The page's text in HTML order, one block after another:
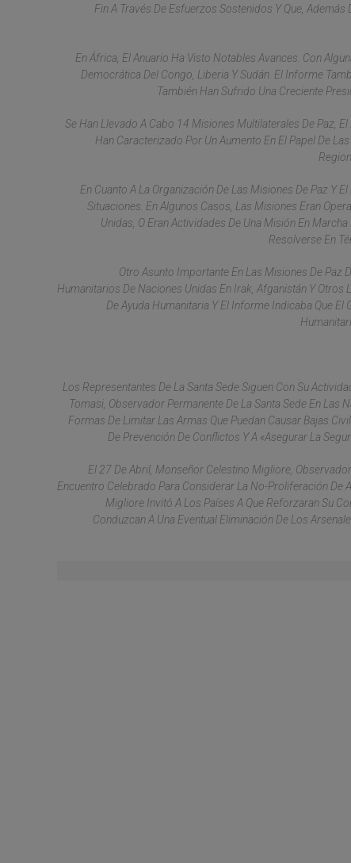
Fin A Través De Esfuerzos Sostenidos Y Que,
En África, El Anuario Ha Visto Notables Avances. Con
Democrática Del Congo, Liberia Y Sudán. El Informe
También Han Sufrido Una Creciente
Se Han Llevado A Cabo 14 Misiones Multilaterales De Paz,
Han Caracterizado Por Un Aumento En El Papel De
En Cuanto A La Organización De Las Misiones De Paz Y
Situaciones. En Algunos Casos, Las Misiones Eran
Unidas, O Eran Actividades De Una Misión En
Resolverse En
Otro Asunto Importante En Las Misiones De Paz
Humanitarios De Naciones Unidas En Irak, Afganistán Y
De Ayuda Humanitaria Y El Informe Indicaba Que
Los Representantes De La Santa Sede Siguen Con Su
Tomasi, Observador Permanente De La Santa Sede En Las
Formas De Limitar Las Armas Que Puedan Causar Bajas
De Prevención De Conflictos Y A «asegurar La
El 27 De Abril, Monseñor Celestino Migliore,
Encuentro Celebrado Para Considerar La No-Proliferación
Migliore Invitó A Los Países A Que Reforzaran Su
Conduzcan A Una Eventual Eliminación De Los